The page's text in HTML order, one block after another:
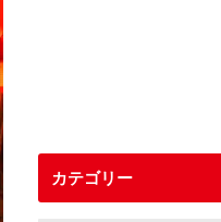
カテゴリー